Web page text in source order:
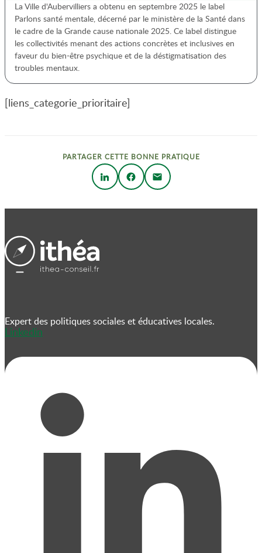
La Ville d'Aubervilliers a obtenu en septembre 2025 le label
Parlons santé mentale, décerné par le ministère de la Santé dans
le cadre de la Grande cause nationale 2025. Ce label distingue
les collectivités menant des actions concrètes et inclusives en
faveur du bien-être psychique et de la déstigmatisation des
troubles mentaux.
[liens_categorie_prioritaire]
PARTAGER CETTE BONNE PRATIQUE
Expert des politiques sociales et éducatives locales.
Linkedin